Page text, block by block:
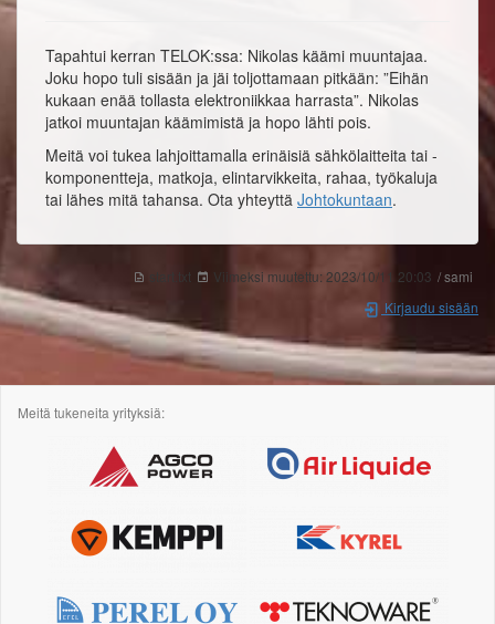
Tapahtui kerran TELOK:ssa: Nikolas käämi muuntajaa.
Joku hopo tuli sisään ja jäi toljottamaan pitkään: ”Eihän
kukaan enää tollasta elektroniikkaa harrasta”. Nikolas
jatkoi muuntajan käämimistä ja hopo lähti pois.
Meitä voi tukea lahjoittamalla erinäisiä sähkölaitteita tai -
komponentteja, matkoja, elintarvikkeita, rahaa, työkaluja
tai lähes mitä tahansa. Ota yhteyttä Johtokuntaan.
start.txt Viimeksi muutettu: 2023/10/11 20:03 / sami
Kirjaudu sisään
Meitä tukeneita yrityksiä: